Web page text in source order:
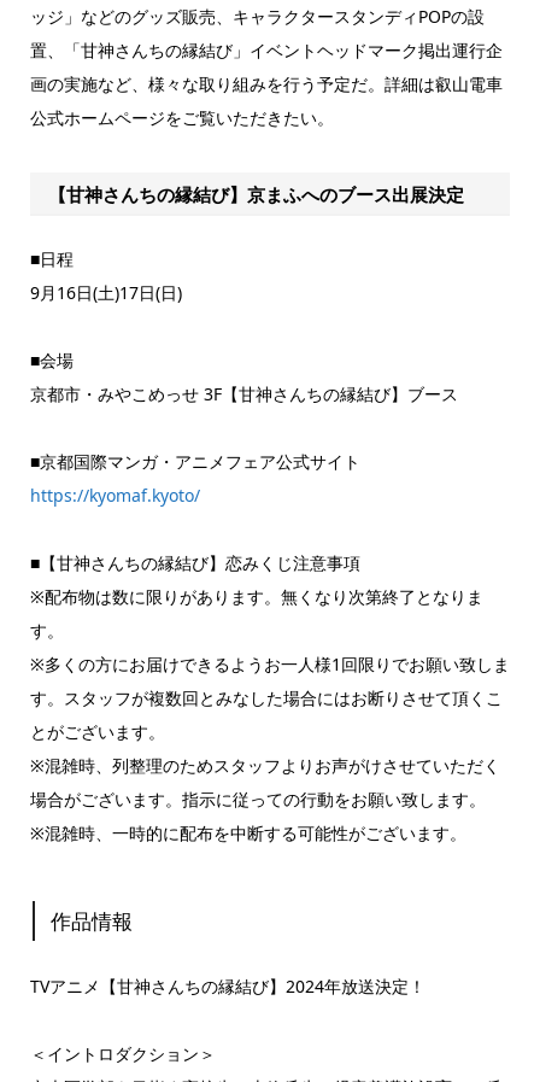
ッジ」などのグッズ販売、キャラクタースタンディPOPの設
置、「甘神さんちの縁結び」イベントヘッドマーク掲出運行企
画の実施など、様々な取り組みを行う予定だ。詳細は叡山電車
公式ホームページをご覧いただきたい。
【甘神さんちの縁結び】京まふへのブース出展決定
■日程
9月16日(土)17日(日)
■会場
京都市・みやこめっせ 3F【甘神さんちの縁結び】ブース
■京都国際マンガ・アニメフェア公式サイト
https://kyomaf.kyoto/
■【甘神さんちの縁結び】恋みくじ注意事項
※配布物は数に限りがあります。無くなり次第終了となりま
す。
※多くの方にお届けできるようお一人様1回限りでお願い致しま
す。スタッフが複数回とみなした場合にはお断りさせて頂くこ
とがございます。
※混雑時、列整理のためスタッフよりお声がけさせていただく
場合がございます。指示に従っての行動をお願い致します。
※混雑時、一時的に配布を中断する可能性がございます。
作品情報
TVアニメ【甘神さんちの縁結び】2024年放送決定！
＜イントロダクション＞